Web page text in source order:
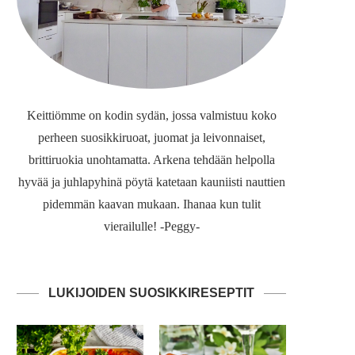
Keittiömme on kodin sydän, jossa valmistuu koko
perheen suosikkiruoat, juomat ja leivonnaiset,
brittiruokia unohtamatta. Arkena tehdään helpolla
hyvää ja juhlapyhinä pöytä katetaan kauniisti nauttien
pidemmän kaavan mukaan. Ihanaa kun tulit
vierailulle! -Peggy-
LUKIJOIDEN SUOSIKKIRESEPTIT